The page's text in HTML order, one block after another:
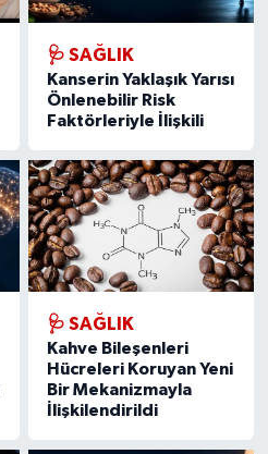
🩺 SAĞLIK
Kanserin Yaklaşık Yarısı
Önlenebilir Risk
Faktörleriyle İlişkili
🩺 SAĞLIK
Kahve Bileşenleri
Hücreleri Koruyan Yeni
Bir Mekanizmayla
İlişkilendirildi